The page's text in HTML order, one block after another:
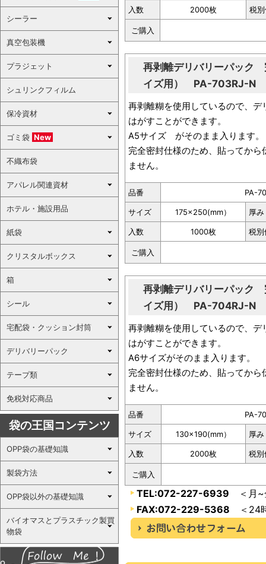
入数 2000枚 税
ご購入
再剥離デリバリーパック
イズ用） PA-703RJ-N
再剥離糊を使用しているので、
はがすことができます。
A5サイズ がそのまま入ります。
完全密封仕様のため、貼ってか
ません。
品番 PA-
サイズ 175×250(mm） 厚み
入数 1000枚 税別
ご購入
再剥離デリバリーパック
イズ用） PA-704RJ-N
再剥離糊を使用しているので、
はがすことができます。
A6サイズがそのまま入ります。
完全密封仕様のため、貼ってか
ません。
品番 PA-
サイズ 130×190(mm） 厚み
入数 2000枚 税別
ご購入
TEL:072-227-6939 ＜月~
FAX:072-229-5368 ＜24
シーラー
真空包装機
プラジェット
シュリンクフィルム
保冷資材
ゴミ袋 New
不織布袋
アパレル関連資材
ホテル・施設用品
紙袋
クリスタルボックス
箱
シール
宅配袋・クッション封筒
デリバリーパック
テープ類
免税対応商品
袋の王国コンテンツ
OPP袋の基礎知識
製袋方法
OPP袋以外の基礎知識
バイオマスとプラスチック製買
物袋